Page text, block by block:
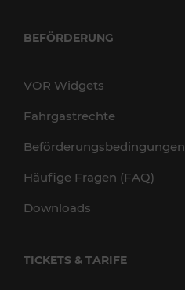
BEFÖRDERUNG
VOR Widgets
Fahrgastrechte
Beförderungsbedingungen
Häufige Fragen (FAQ)
Downloads
TICKETS & TARIFE